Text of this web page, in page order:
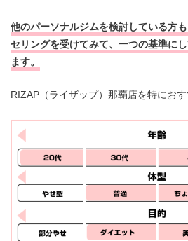
他のパーソナルジムを検討している方
セリングを受けてみて、一つの基準に
ます。
RIZAP（ライザップ）那覇店を特にお